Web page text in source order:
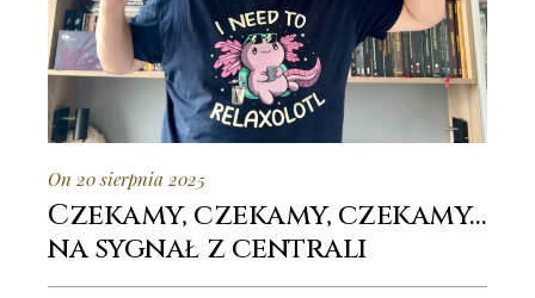
On 20 sierpnia 2025
Czekamy, czekamy, czekamy…
na sygnał z centrali